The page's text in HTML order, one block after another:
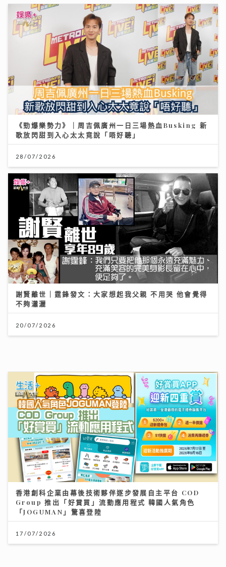
《勁爆樂勢力》｜周吉佩廣州一日三場熱血Busking 新
歌放閃甜到入心太太竟說「唔好聽」
28/07/2026
謝賢離世｜霆鋒發文：大家想起我父親 不用哭 他會覺得
不夠瀟灑
20/07/2026
香港創科企業由幕後技術夥伴逐步發展自主平台 COD
Group 推出「好賞買」流動應用程式 韓國人氣角色
「JOGUMAN」驚喜登陸
17/07/2026